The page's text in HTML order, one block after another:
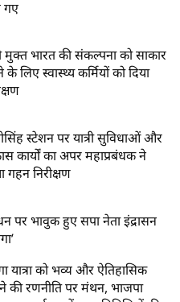
गए
मुक्त भारत की संकल्पना को साकार
लिए स्वास्थ्य कर्मियों को दिया
स्टेशन पर यात्री सुविधाओं और
कार्यों का अपर महाप्रबंधक ने
गहन निरीक्षण
पर भावुक हुए सपा नेता इंद्रासन
यात्रा को भव्य और ऐतिहासिक
की रणनीति पर मंथन, भाजपा